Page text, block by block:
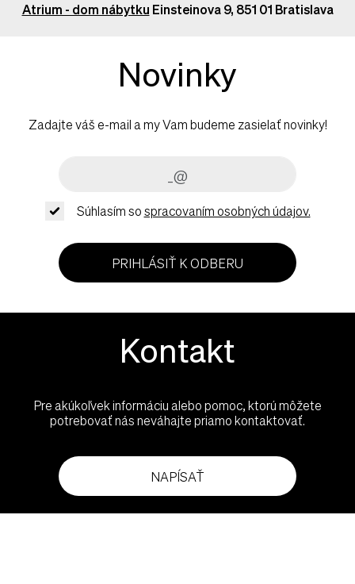
Atrium - dom nábytku Einsteinova 9, 851 01 Bratislava
Novinky
Zadajte váš e-mail a my Vam budeme zasielať novinky!
Súhlasím sospracovaním osobných údajov.
PRIHLÁSIŤ K ODBERU
Kontakt
Pre akúkoľvek informáciu alebo pomoc, ktorú môžete
potrebovať nás neváhajte priamo kontaktovať.
NAPÍSAŤ